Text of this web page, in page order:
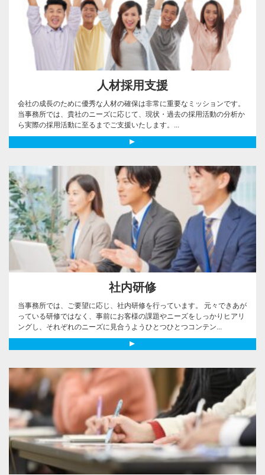
人材採用支援
会社の成長のために優秀な人材の確保は非常に重要なミッションです。
当事務所では、貴社のニーズに応じて、現状・過去の採用活動の分析か
ら実際の採用活動に至るまでご支援いたします。...
社内研修
当事務所では、ご要望に応じ、社内研修を行っています。 元々できあが
っている研修ではなく、事前にお客様の課題やニーズをしっかりヒアリ
ングし、それぞれのニーズに見合うようひとつひとつコンテン...